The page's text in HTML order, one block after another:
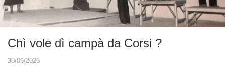
Chì vole dì campà da Corsi ?
30/06/2026